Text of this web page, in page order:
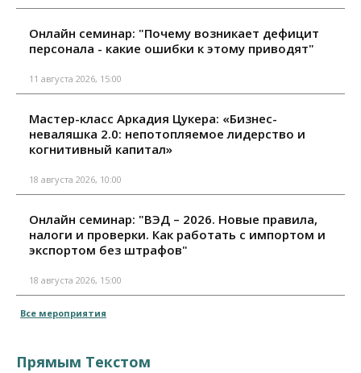
Онлайн семинар: "Почему возникает дефицит
персонала - какие ошибки к этому приводят"
11 августа 2026, 15:00
Мастер-класс Аркадия Цукера: «Бизнес-
неваляшка 2.0: непотопляемое лидерство и
когнитивный капитал»
18 августа 2026, 10:00
Онлайн семинар: "ВЭД – 2026. Новые правила,
налоги и проверки. Как работать с импортом и
экспортом без штрафов"
18 августа 2026, 15:00
Все мероприятия
Прямым Текстом